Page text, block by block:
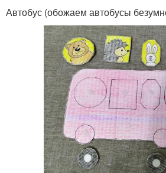
Автобус (обожаем автобусы